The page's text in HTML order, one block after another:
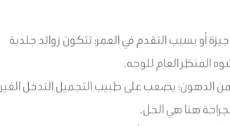
أو بسبب التقدم في العمر؛ تتكون زوائد جلدية
المنظر العام للوجه.
من الدهون؛ يصعب على طبيب التجميل التدخل الغير
هنا هي الحل.